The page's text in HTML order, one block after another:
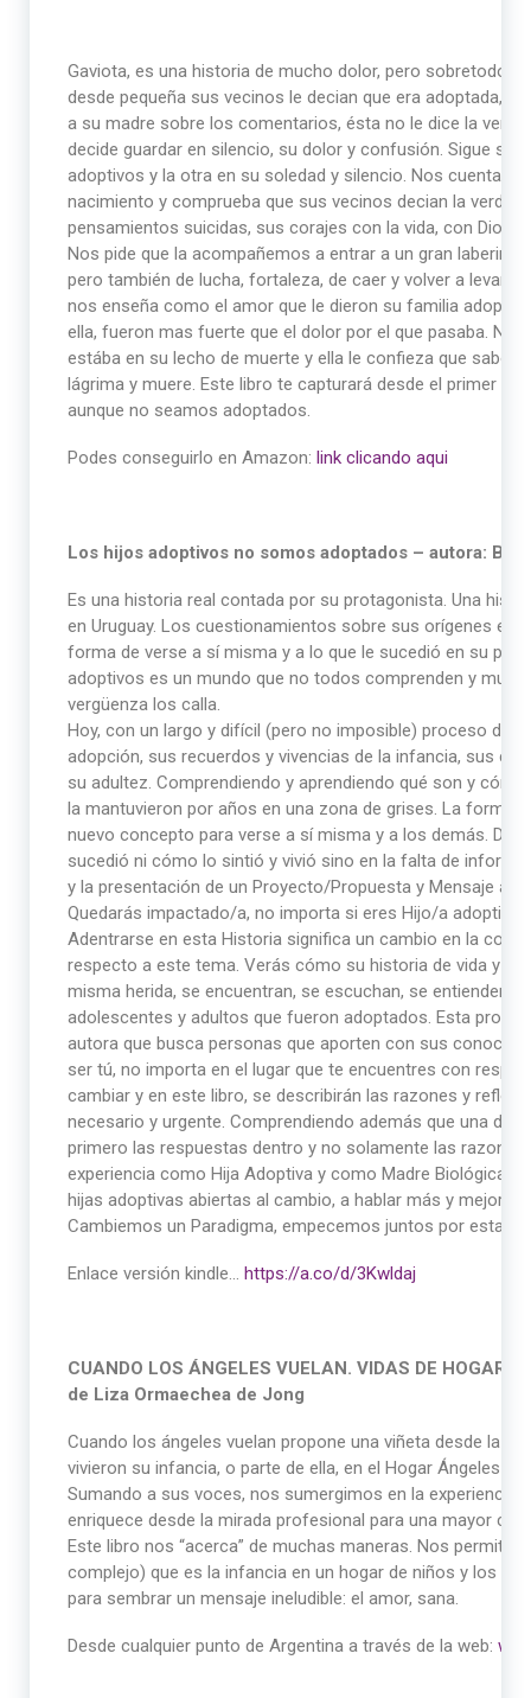
Gaviota, es una historia de mucho dolor, pero sobretodo
desde pequeña sus vecinos le decian que era adoptada,
a su madre sobre los comentarios, ésta no le dice la
decide guardar en silencio, su dolor y confusión. Sigue su
adoptivos y la otra en su soledad y silencio. Nos cuenta
nacimiento y comprueba que sus vecinos decian la
pensamientos suicidas, sus corajes con la vida, con
Nos pide que la acompañemos a entrar a un gran
pero también de lucha, fortaleza, de caer y volver a
nos enseña como el amor que le dieron su familia
ella, fueron mas fuerte que el dolor por el que pasaba.
estába en su lecho de muerte y ella le confieza que sabe
lágrima y muere. Este libro te capturará desde el primer
aunque no seamos adoptados.
Podes conseguirlo en Amazon: link clicando aqui
Los hijos adoptivos no somos adoptados – autora: Bea
Es una historia real contada por su protagonista. Una
en Uruguay. Los cuestionamientos sobre sus orígenes e
forma de verse a sí misma y a lo que le sucedió en su
adoptivos es un mundo que no todos comprenden y muy
vergüenza los calla.
Hoy, con un largo y difícil (pero no imposible) proceso de
adopción, sus recuerdos y vivencias de la infancia, sus
su adultez. Comprendiendo y aprendiendo qué son y
la mantuvieron por años en una zona de grises. La forma
nuevo concepto para verse a sí misma y a los demás.
sucedió ni cómo lo sintió y vivió sino en la falta de
y la presentación de un Proyecto/Propuesta y Mensaje a la
Quedarás impactado/a, no importa si eres Hijo/a
Adentrarse en esta Historia significa un cambio en la
respecto a este tema. Verás cómo su historia de vida y
misma herida, se encuentran, se escuchan, se entienden
adolescentes y adultos que fueron adoptados. Esta
autora que busca personas que aporten con sus
ser tú, no importa en el lugar que te encuentres con
cambiar y en este libro, se describirán las razones y
necesario y urgente. Comprendiendo además que una de
primero las respuestas dentro y no solamente las
experiencia como Hija Adoptiva y como Madre Biológica
hijas adoptivas abiertas al cambio, a hablar más y mejor
Cambiemos un Paradigma, empecemos juntos por esta
Enlace versión kindle… https://a.co/d/3Kwldaj
CUANDO LOS ÁNGELES VUELAN. VIDAS DE HOGAR
de Liza Ormaechea de Jong
Cuando los ángeles vuelan propone una viñeta desde la
vivieron su infancia, o parte de ella, en el Hogar Ángeles
Sumando a sus voces, nos sumergimos en la experiencia
enriquece desde la mirada profesional para una mayor
Este libro nos “acerca” de muchas maneras. Nos permite
complejo) que es la infancia en un hogar de niños y los
para sembrar un mensaje ineludible: el amor, sana.
Desde cualquier punto de Argentina a través de la web: